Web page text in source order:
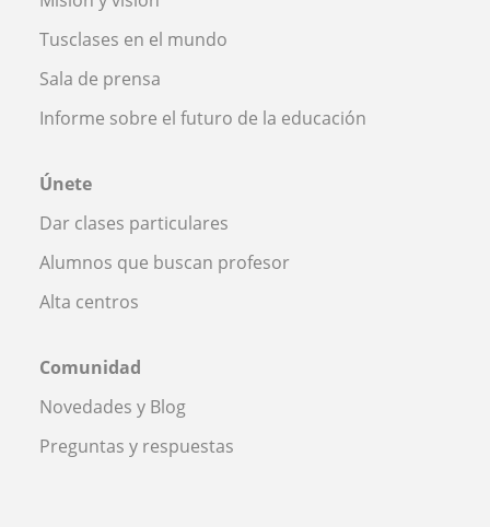
Tusclases en el mundo
Sala de prensa
Informe sobre el futuro de la educación
Únete
Dar clases particulares
Alumnos que buscan profesor
Alta centros
Comunidad
Novedades y Blog
Preguntas y respuestas